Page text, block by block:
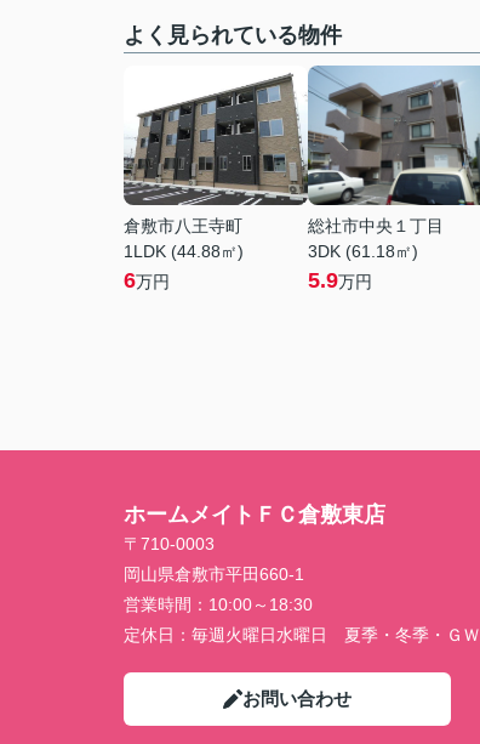
よく見られている物件
倉敷市八王寺町
1LDK (44.88㎡)
6万円
総社市中央１丁目
3DK (61.18㎡)
5.9万円
ホームメイトＦＣ倉敷東店
〒710-0003
岡山県倉敷市平田660-1
営業時間： 10:00～18:30
定休日： 毎週火曜日水曜日 夏季・冬季・ＧＷ
お問い合わせ